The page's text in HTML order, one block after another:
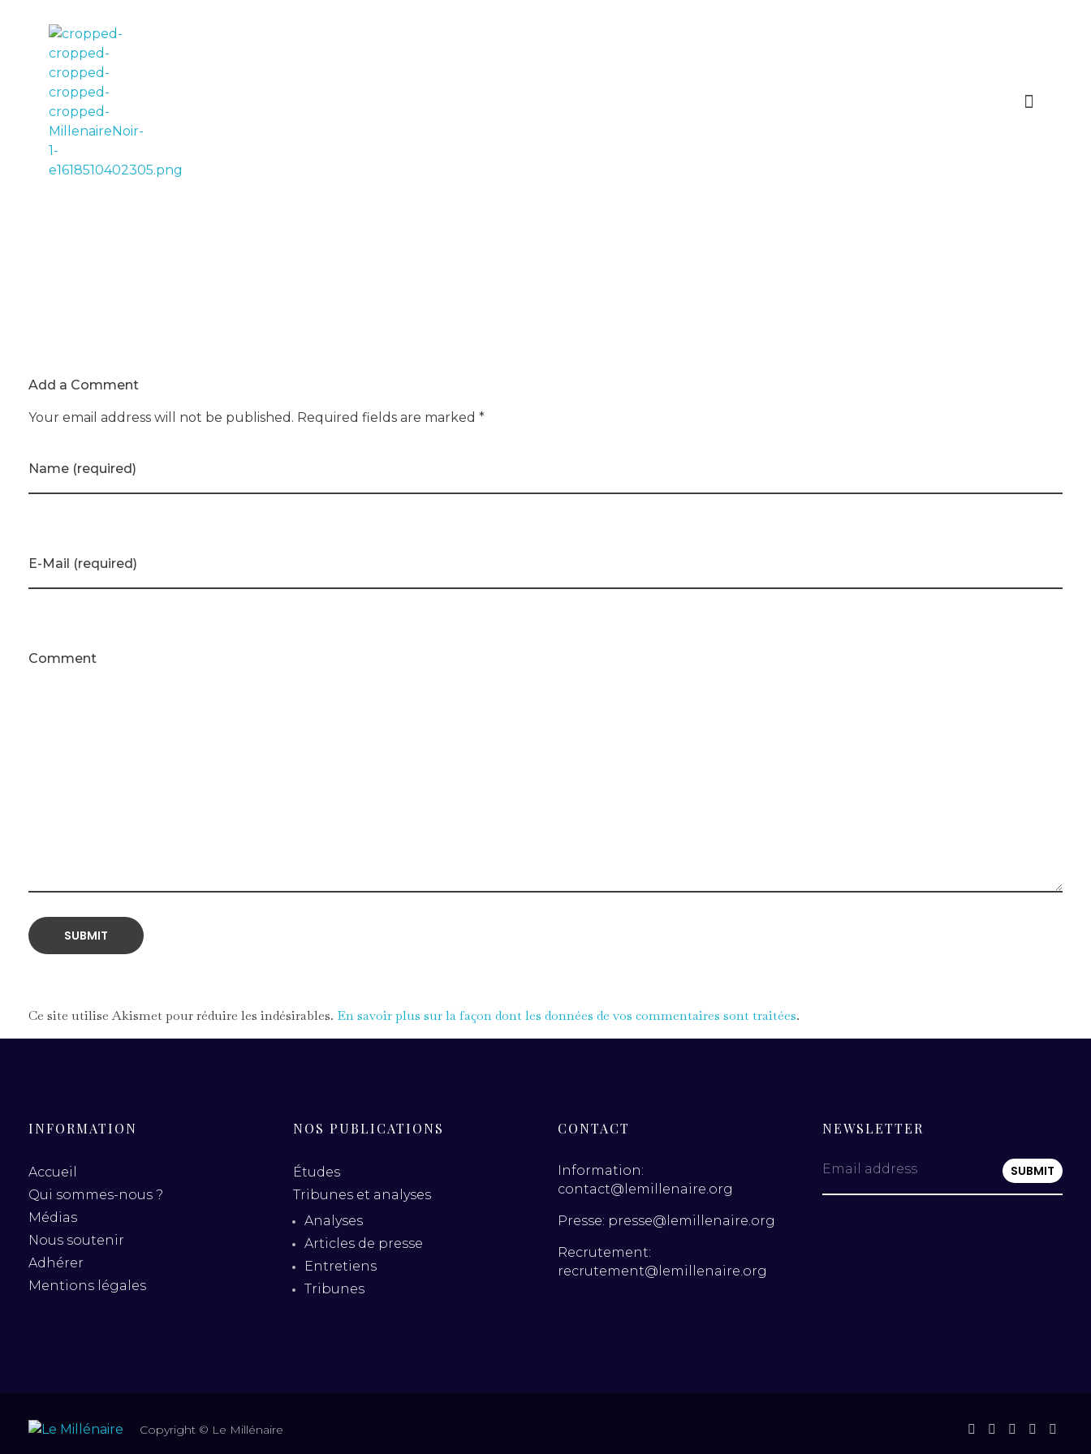
Add a Comment
Your email address will not be published. Required fields are marked *
Name (required)
E-Mail (required)
Comment
Ce site utilise Akismet pour réduire les indésirables. En savoir plus sur la façon dont les données de vos commentaires sont traitées.
INFORMATION
Accueil
Qui sommes-nous ?
Médias
Nous soutenir
Adhérer
Mentions légales
NOS PUBLICATIONS
Études
Tribunes et analyses
Analyses
Articles de presse
Entretiens
Tribunes
CONTACT
Information:
contact@lemillenaire.org
Presse: presse@lemillenaire.org
Recrutement:
recrutement@lemillenaire.org
NEWSLETTER
Email address
Copyright © Le Millénaire